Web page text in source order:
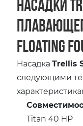
насадки
Floating
НасадкаTrellis
следующими
Titan 40 HP